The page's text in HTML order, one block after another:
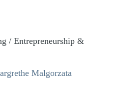
/ Entrepreneurship &